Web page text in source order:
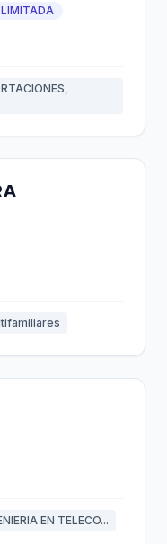
LIMITADA
EN TELECO...